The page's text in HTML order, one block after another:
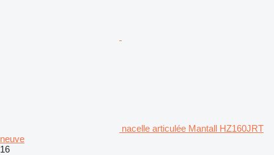
nacelle articulée Mantall HZ160JRT
neuve
16